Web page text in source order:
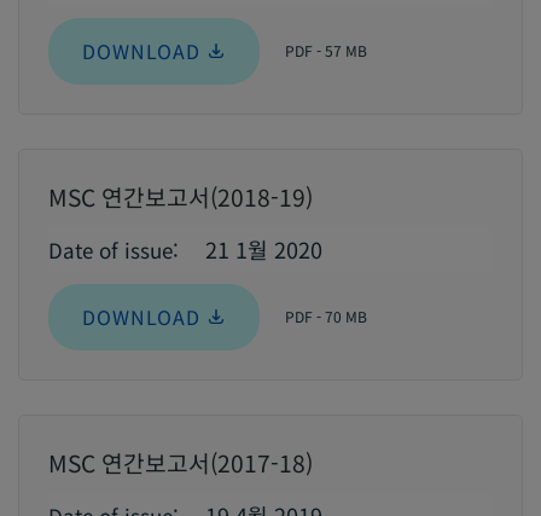
DOWNLOAD PDF - 57 MB
MSC 연간보고서(2018-19)
Date of issue: 21 1월 2020
DOWNLOAD PDF - 70 MB
MSC 연간보고서(2017-18)